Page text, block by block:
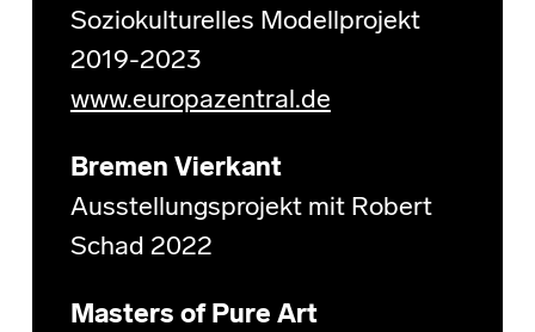
Soziokulturelles Modellprojekt
2019-2023
www.europazentral.de
Bremen Vierkant
Ausstellungsprojekt mit Robert
Schad 2022
Masters of Pure Art